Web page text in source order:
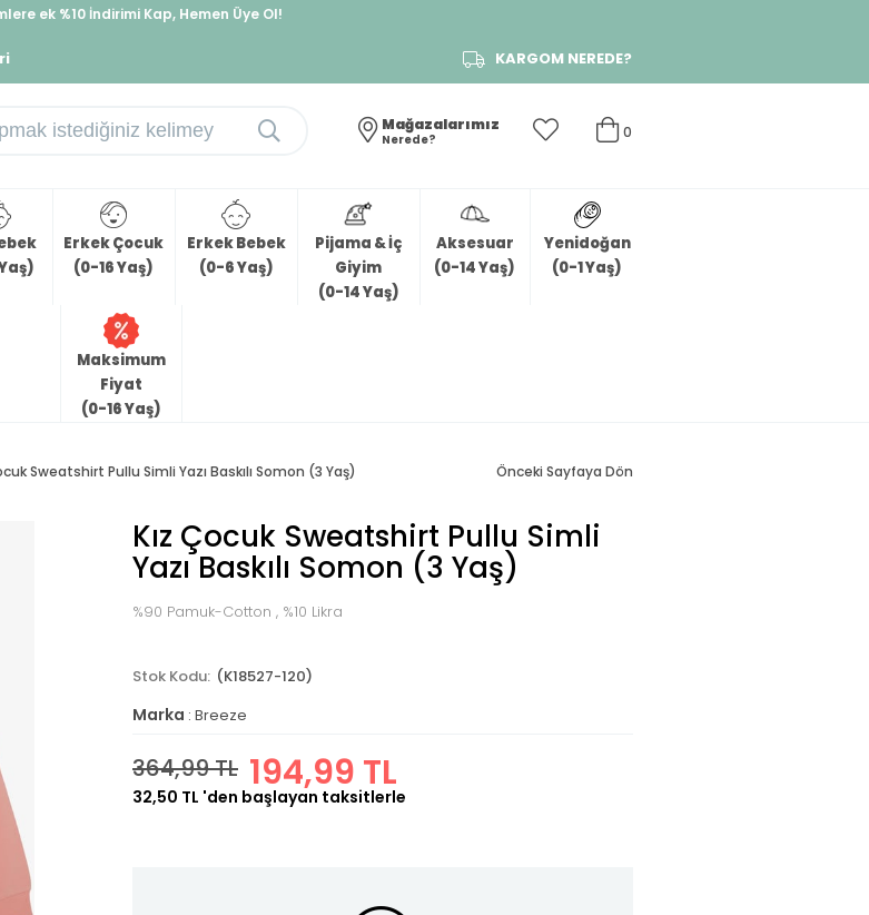
ek %10 İndirimi Kap, Hemen Üye Ol!
KARGOM NEREDE?
0
Mağazalarımız
Nerede?
Erkek Çocuk
(0-16 Yaş)
Erkek Bebek
(0-6 Yaş)
Pijama & İç
Giyim
(0-14 Yaş)
Aksesuar
(0-14 Yaş)
Yenidoğan
(0-1 Yaş)
Maksimum
Fiyat
(0-16 Yaş)
Sweatshirt Pullu Simli Yazı Baskılı Somon (3 Yaş) Önceki Sayfaya Dön
Kız Çocuk Sweatshirt Pullu Simli
Yazı Baskılı Somon (3 Yaş)
%90 Pamuk-Cotton , %10 Likra
(K18527-120)
Marka : Breeze
364,99 TL 194,99 TL
32,50 TL 'den başlayan taksitlerle